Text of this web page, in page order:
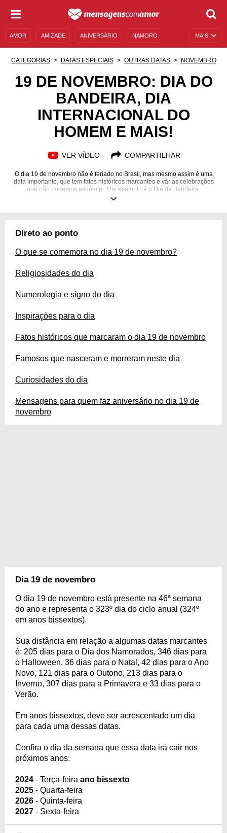
MAIS
AMOR AMIZADE ANIVERSÁRIO NAMORO
MENSAGENS E FRASES MENSAGENS DE ANIVERSÁRIO
ENTRETENIMENTO FAMOSOS BÍBLIA
CATEGORIAS DATAS ESPECIAIS OUTRAS DATAS NOVEMBRO
19 DE NOVEMBRO: DIA DO
BANDEIRA, DIA
INTERNACIONAL DO
HOMEM E MAIS!
VER VÍDEO COMPARTILHAR
O dia 19 de novembro não é feriado no Brasil, mas mesmo assim é uma
data importante, que tem fatos históricos marcantes e várias celebrações
que não podemos esquecer. Um exemplo é o Dia da Bandeira,
comemorado anualmente desde 1906! Também é o aniversário de
guia completo sobre o dia 19 de novembro, veja um horóscopo completo e
Direto ao ponto
O que se comemora no dia 19 de novembro?
Religiosidades do dia
Numerologia e signo do dia
Inspirações para o dia
Fatos históricos que marcaram o dia 19 de novembro
Famosos que nasceram e morreram neste dia
Curiosidades do dia
Mensagens para quem faz aniversário no dia 19 de
novembro
Dia 19 de novembro
O dia 19 de novembro está presente na 46ª semana
do ano e representa o 323º dia do ciclo anual (324º
em anos bissextos).
Sua distância em relação a algumas datas marcantes
é: 205 dias para o Dia dos Namorados, 346 dias para
o Halloween, 36 dias para o Natal, 42 dias para o Ano
Novo, 121 dias para o Outono, 213 dias para o
Inverno, 307 dias para a Primavera e 33 dias para o
Verão.
Em anos bissextos, deve ser acrescentado um dia
para cada uma dessas datas.
Confira o dia da semana que essa data irá cair nos
próximos anos:
2024 - Terça-feira ano bissexto
2025 - Quarta-feira
2026 - Quinta-feira
2027 - Sexta-feira